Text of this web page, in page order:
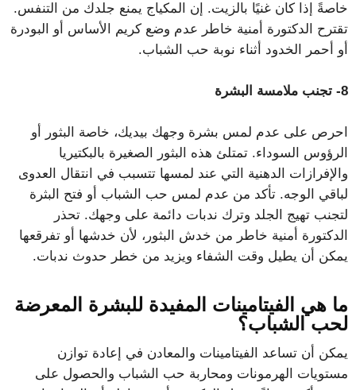
خاصةً إذا كان غنيًا بالزيت. إن المكياج يمنع جلدك من التنفس.
تقترح الدكتورة أمنية خاطر عدم وضع كريم الأساس أو البودرة
أو أحمر الخدود أثناء نوبة حب الشباب.
8- تجنب ملامسة البشرة
احرص على عدم لمس بشرة وجهك بيديك، خاصة البثور أو
الرؤوس السوداء. تمتلئ هذه البثور الصغيرة بالبكتيريا
والإفرازات الدهنية التي عند لمسها تتسبب في انتقال العدوى
لباقي الوجه. تأكد من عدم لمس حب الشباب أو فتح البثرة
لتجنب تهيج الجلد وترك ندبات دائمة على وجهك. تحذر
الدكتورة أمنية خاطر من خدش البثور، لأن خدشها أو تفرقعها
يمكن أن يطيل وقت الشفاء ويزيد من خطر حدوث ندبات.
ما هي الفيتامينات المفيدة للبشرة المعرضة
لحب الشباب؟
يمكن أن تساعد الفيتامينات والمعادن في إعادة توازن
مستويات الهرمونات ومحاربة حب الشباب والحصول على